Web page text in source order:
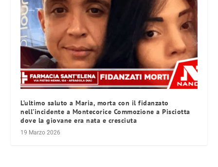
L’ultimo saluto a Maria, morta con il fidanzato
nell’incidente a Montecorice Commozione a Pisciotta
dove la giovane era nata e cresciuta
19 Marzo 2026